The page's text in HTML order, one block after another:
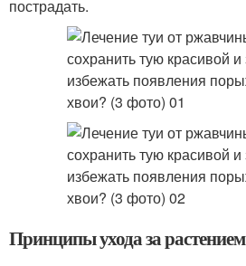
пострадать.
Принципы ухода за растением